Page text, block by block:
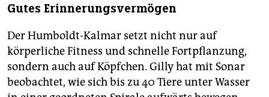
Gutes Erinnerungsvermögen
Der Humboldt-Kalmar setzt nicht nur auf
körperliche Fitness und schnelle Fortpflanzung,
sondern auch auf Köpfchen. Gilly hat mit Sonar
beobachtet, wie sich bis zu 40 Tiere unter Wasser